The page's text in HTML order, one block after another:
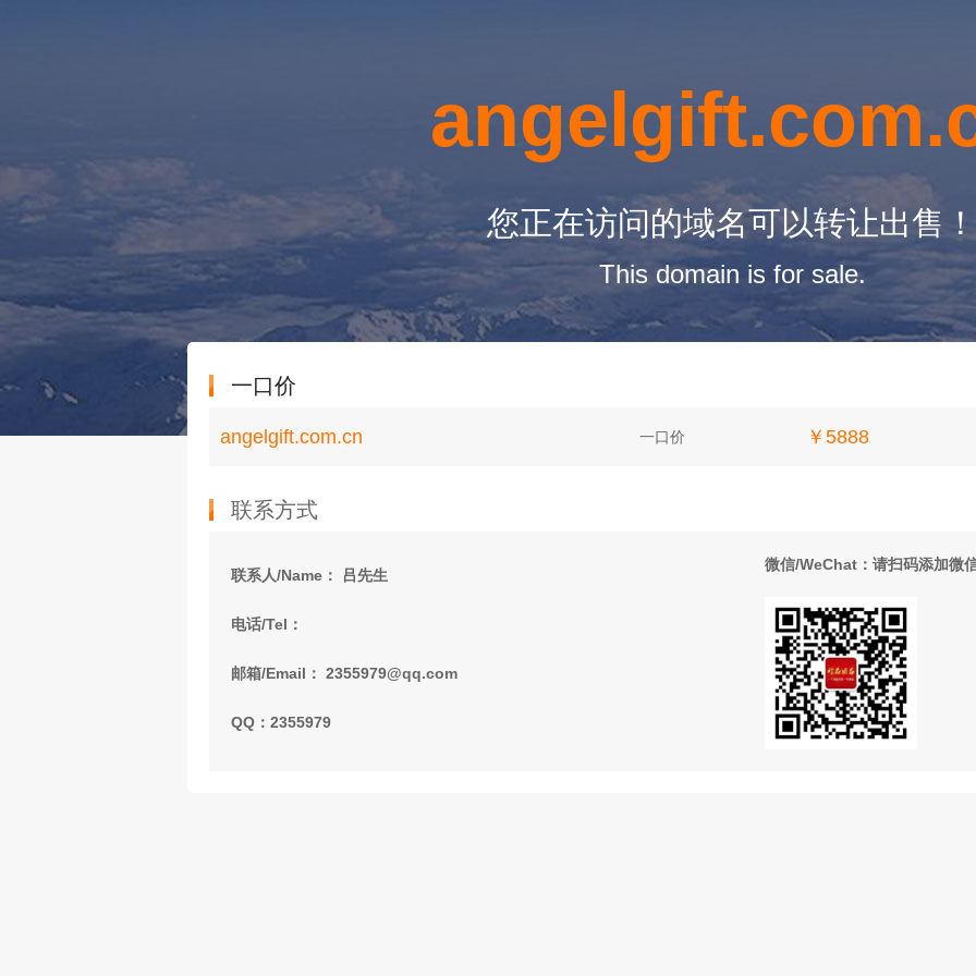
您正在访问的域名可以转让出售！
This domain is for sale.
一口价
angelgift.com.cn 一口价 ￥5888
联系方式
联系人/Name： 吕先生
电话/Tel：
邮箱/Email： 2355979@qq.com
QQ：2355979
微信/WeChat：请扫码添加微